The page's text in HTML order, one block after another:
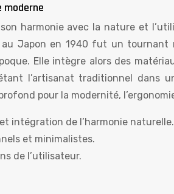
moderne
harmonie avec la nature et
Japon en 1940 fut un tournant
Elle intègre alors des
l’artisanat traditionnel dans
pour la modernité,
intégration de l’harmonie naturelle.
et minimalistes.
de l’utilisateur.